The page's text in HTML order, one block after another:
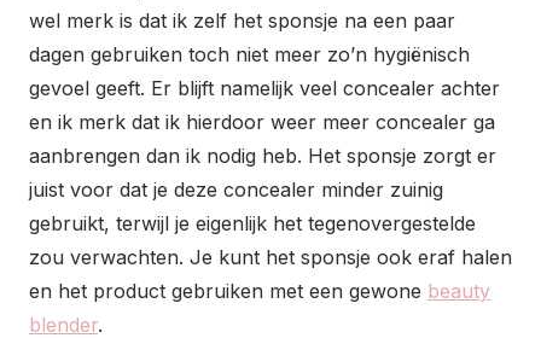
wel merk is dat ik zelf het sponsje na een paar
dagen gebruiken toch niet meer zo’n hygiënisch
gevoel geeft. Er blijft namelijk veel concealer achter
en ik merk dat ik hierdoor weer meer concealer ga
aanbrengen dan ik nodig heb. Het sponsje zorgt er
juist voor dat je deze concealer minder zuinig
gebruikt, terwijl je eigenlijk het tegenovergestelde
zou verwachten. Je kunt het sponsje ook eraf halen
en het product gebruiken met een gewone beauty
blender.